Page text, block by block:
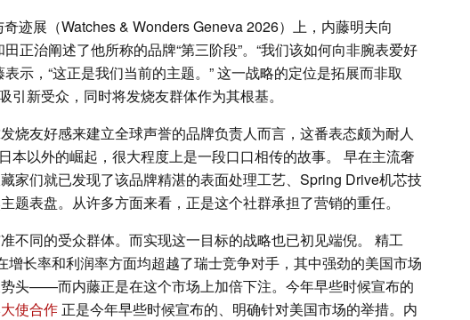
迹展（Watches & Wonders Geneva 2026）上，内藤明夫向
正治阐述了他所称的品牌“第三阶段”。“我们该如何向非腕表爱好
示，“这正是我们当前的主题。” 这一战略的定位是拓展而非取
引新受众，同时将发烧友群体作为其根基。
烧友好感来建立全球声誉的品牌负责人而言，这番表态颇为耐人
本以外的崛起，很大程度上是一段口口相传的故事。 早在主流奢
家们就已发现了该品牌精湛的表面处理工艺、Spring Drive机芯技
题表盘。从许多方面来看，正是这个社群承担了营销的重任。
不同的受众群体。而实现这一目标的战略也已初见端倪。 精工
增长率和利润率方面均超越了瑞士竞争对手，其中强劲的美国市场
头——而内藤正是在这个市场上加倍下注。今年早些时候宣布的
使合作 正是今年早些时候宣布的、明确针对美国市场的举措。内